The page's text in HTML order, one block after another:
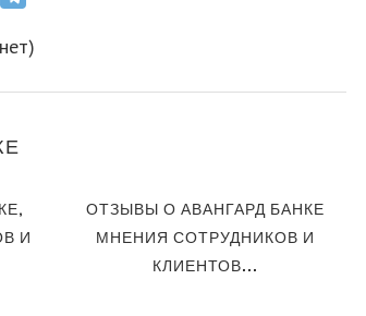
И
ОТЗЫВЫ О АВАНГАРД БАНКЕ
МНЕНИЯ СОТРУДНИКОВ И
КЛИЕНТОВ...